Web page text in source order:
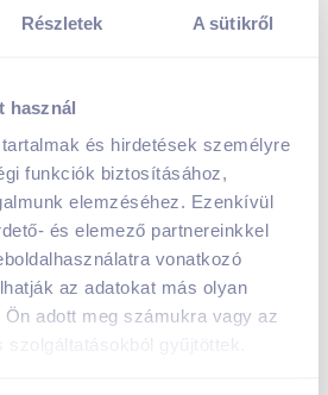
Részletek A sütikről
használ
és hirdetések személyre
funkciók biztosításához,
elemzéséhez. Ezenkívül
és elemező partnereinkkel
vonatkozó
az adatokat más olyan
adott meg számukra vagy az
500 g spaghetti
Ft /db
1 338Ft /kg
ár: 527Ft / db(27 % áfa)
Kosárba